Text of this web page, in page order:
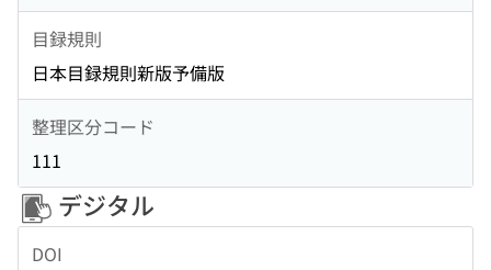
目録規則
日本目録規則新版予備版
整理区分コード
111
デジタル
DOI